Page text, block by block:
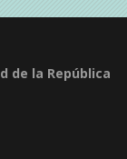
de la República